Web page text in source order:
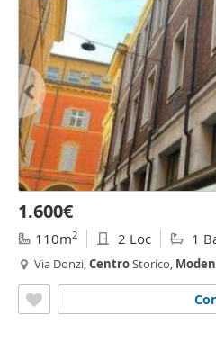
1.600€
110m2 2 Loc 1
Via Donzi,CentroStorico,